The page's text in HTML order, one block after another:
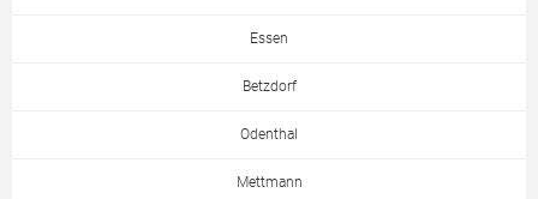
Essen
Betzdorf
Odenthal
Mettmann